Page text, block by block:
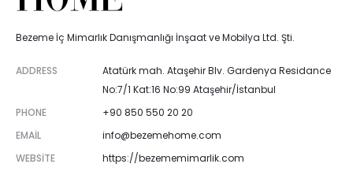
Bezeme İç Mimarlık Danışmanlığı İnşaat ve Mobilya Ltd. Şti.
ADDRESS
Atatürk mah. Ataşehir Blv. Gardenya Residance
No:7/1 Kat:16 No:99 Ataşehir/İstanbul
PHONE
+90 850 550 20 20
EMAIL
info@bezemehome.com
WEBSITE
https://bezememimarlik.com